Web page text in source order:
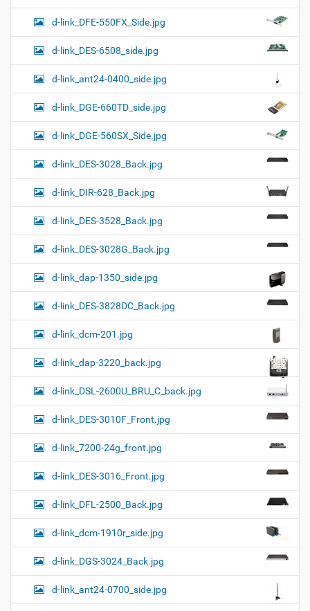
d-link_DFE-550FX_Side.jpg
d-link_DES-6508_side.jpg
d-link_ant24-0400_side.jpg
d-link_DGE-660TD_side.jpg
d-link_DGE-560SX_Side.jpg
d-link_DES-3028_Back.jpg
d-link_DIR-628_Back.jpg
d-link_DES-3528_Back.jpg
d-link_DES-3028G_Back.jpg
d-link_dap-1350_side.jpg
d-link_DES-3828DC_Back.jpg
d-link_dcm-201.jpg
d-link_dap-3220_back.jpg
d-link_DSL-2600U_BRU_C_back.jpg
d-link_DES-3010F_Front.jpg
d-link_7200-24g_front.jpg
d-link_DES-3016_Front.jpg
d-link_DFL-2500_Back.jpg
d-link_dcm-1910r_side.jpg
d-link_DGS-3024_Back.jpg
d-link_ant24-0700_side.jpg